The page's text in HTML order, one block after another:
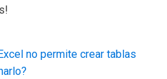
no permite crear tablas